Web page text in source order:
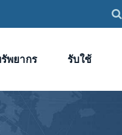
พยากร รับใช้